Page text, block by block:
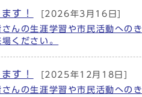
す！
[2026年3月16日]
んの生涯学習や市民活動への
ください。
す！
[2025年12月18日]
んの生涯学習や市民活動への